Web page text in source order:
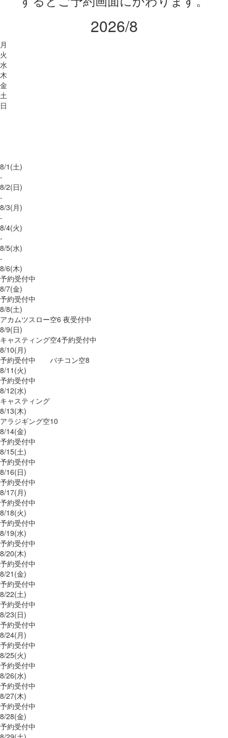
2026/8
月
火
水
木
金
土
日
8/1 (土)
-
8/2(日)
-
8/3(月)
-
8/4(火)
-
8/5(水)
-
8/6(木)
予約受付中
8/7(金)
予約受付中
8/8(土)
アカムツスロー空6 夜受付中
8/9(日)
キャスティング空4予約受付中
8/10(月)
予約受付中 バチコン空8
8/11 (火)
予約受付中
8/12(水)
キャスティング
8/13(木)
アラジギング空10
8/14(金)
予約受付中
8/15(土)
予約受付中
8/16(日)
予約受付中
8/17(月)
予約受付中
8/18(火)
予約受付中
8/19(水)
予約受付中
8/20(木)
予約受付中
8/21 (金)
予約受付中
8/22(土)
予約受付中
8/23(日)
予約受付中
8/24(月)
予約受付中
8/25(火)
予約受付中
8/26(水)
予約受付中
8/27(木)
予約受付中
8/28(金)
予約受付中